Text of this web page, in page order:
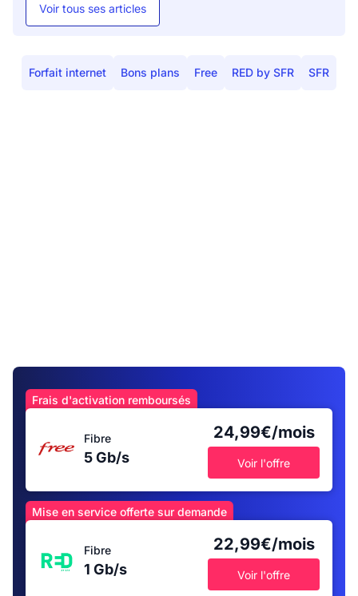
Voir tous ses articles
Forfait internet Bons plans Free RED by SFR SFR
Frais d'activation remboursés
Fibre
5 Gb/s
24,99€/mois
Voir l'offre
Mise en service offerte sur demande
Fibre
1 Gb/s
22,99€/mois
Voir l'offre